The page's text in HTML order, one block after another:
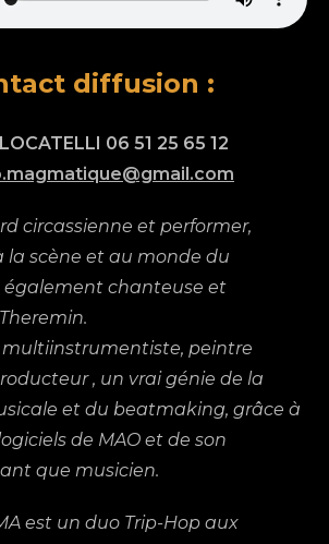
diffusion :
06 51 25 65 12
circassienne et performer,
la scène et au monde du
également chanteuse et
peintre
, un vrai génie de la
et du beatmaking, grâce à
de MAO et de son
que musicien.
est un duo Trip-Hop aux